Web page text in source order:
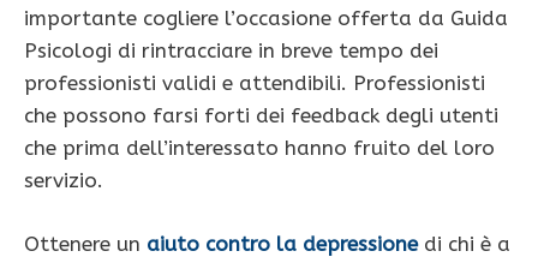
importante cogliere l’occasione offerta da Guida
Psicologi di rintracciare in breve tempo dei
professionisti validi e attendibili. Professionisti
che possono farsi forti dei feedback degli utenti
che prima dell’interessato hanno fruito del loro
servizio.
Ottenere un aiuto contro la depressionedi chi è a